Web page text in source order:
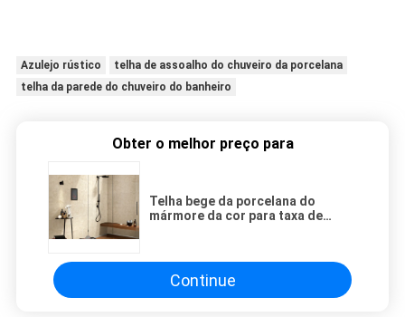
Azulejo rústico
telha de assoalho do chuveiro da porcelana
telha da parede do chuveiro do banheiro
Obter o melhor preço para
Telha bege da porcelana do
mármore da cor para taxa de
Continue